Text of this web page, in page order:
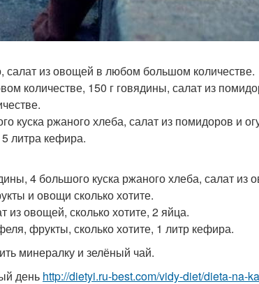
салат из овощей в любом большом количестве.
количестве, 150 г говядины, салат из
куска ржаного хлеба, салат из помидоров и
литра кефира.
4 большого куска ржаного хлеба, салат из
и овощи сколько хотите.
из овощей, сколько хотите, 2 яйца.
фрукты, сколько хотите, 1 литр кефира.
минералку и зелёный чай.
день http://dietyi.ru-best.com/vidy-diet/dieta-na-